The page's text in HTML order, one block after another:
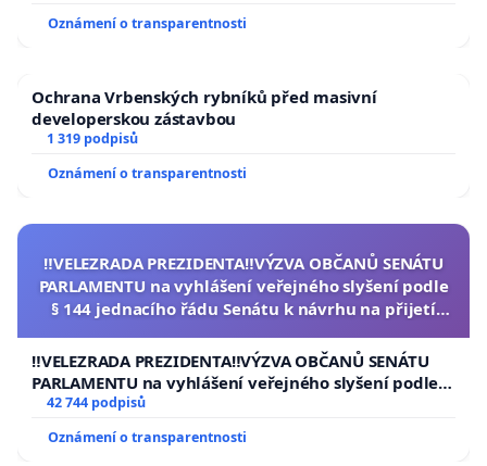
Oznámení o transparentnosti
Ochrana Vrbenských rybníků před masivní
developerskou zástavbou
1 319 podpisů
Oznámení o transparentnosti
‼️VELEZRADA PREZIDENTA‼️VÝZVA OBČANŮ SENÁTU
PARLAMENTU na vyhlášení veřejného slyšení podle
§ 144 jednacího řádu Senátu k návrhu na přijetí
republiky
‼️VELEZRADA PREZIDENTA‼️VÝZVA OBČANŮ SENÁTU
PARLAMENTU na vyhlášení veřejného slyšení podle §
144 jednacího řádu Senátu k návrhu na přijetí
usnesení k podání ústavní žaloby na prezidenta
republiky
42 744 podpisů
Oznámení o transparentnosti